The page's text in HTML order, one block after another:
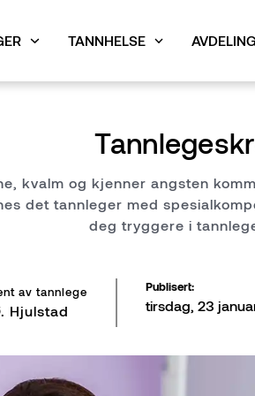
Airflow
TANNHELSE
vite om narkose hos tannlegenPriser
kvalm og kjenner angsten
det tannleger med
deg tryggere i
av tannlege
Hjulstad
Publisert:
tirsdag, 23